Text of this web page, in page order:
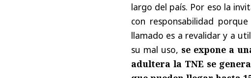
largo del país. Por eso la
con responsabilidad
llamado es a revalidar y a
su mal uso, se expone a
adultera la TNE se